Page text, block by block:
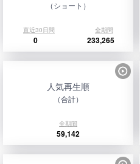
（ショート）
直近30日間 全期間
0 233,265
人気再生順
（合計）
全期間
59,142